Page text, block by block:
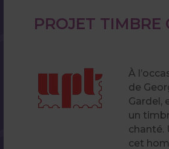
PROJET TIMBRE
À
de
Gardel,
un
chanté.
cet